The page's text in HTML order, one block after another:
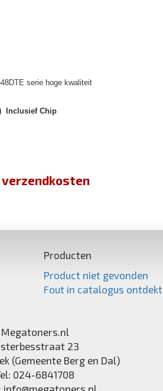
serie hoge kwaliteit
) Inclusief Chip
verzendkosten
Producten
Product niet gevonden
Fout in catalogus ontdekt
Megatoners.nl
23
(Gemeente Berg en Dal)
024-6841708